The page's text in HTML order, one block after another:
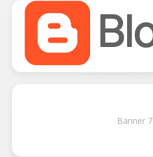
Banner 7